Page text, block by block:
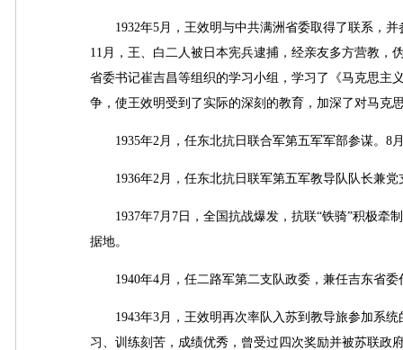
1932年5月，王效明与中共满洲省委取得了联系，并
11月，王、白二人被日本宪兵逮捕，经亲友多方营教，
省委书记崔吉昌等组织的学习小组，学习了《马克思主
争，使王效明受到了实际的深刻的教育，加深了对马克
1935年2月，任东北抗日联合军第五军军部参谋。8
1936年2月，任东北抗日联军第五军教导队队长兼党
1937年7月7日，全国抗战爆发，抗联“铁骑”积极牵
据地。
1940年4月，任二路军第二支队政委，兼任吉东省委
1943年3月，王效明再次率队入苏到教导旅参加系统
习、训练刻苦，成绩优秀，曾受过四次奖励并被苏联政